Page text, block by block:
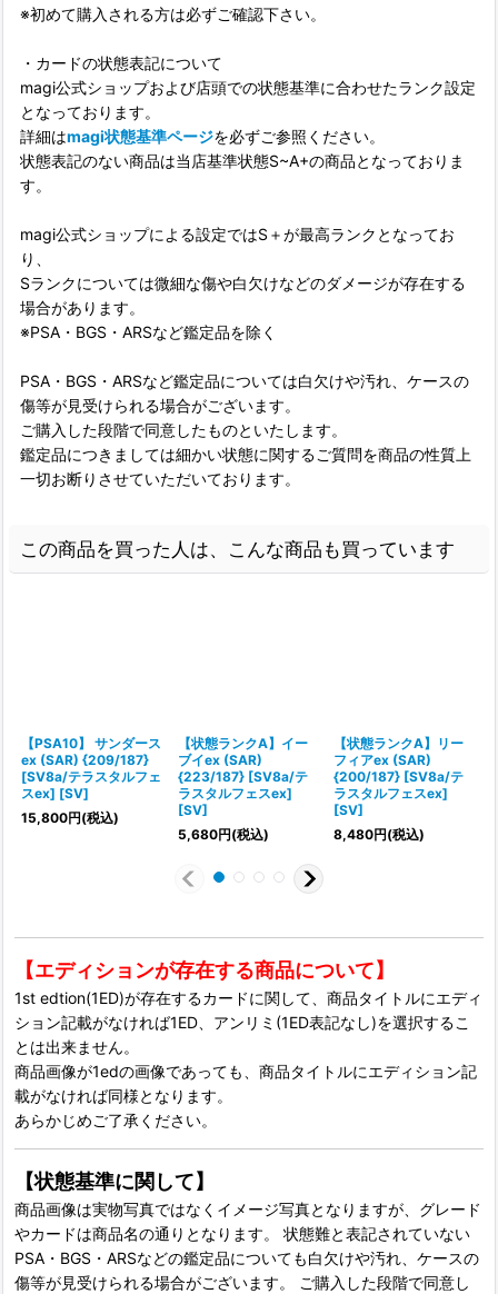
※初めて購入される方は必ずご確認下さい。
・カードの状態表記について
magi公式ショップおよび店頭での状態基準に合わせたランク設定
となっております。
詳細はmagi状態基準ページを必ずご参照ください。
状態表記のない商品は当店基準状態S~A+の商品となっておりま
す。
magi公式ショップによる設定ではS＋が最高ランクとなってお
り、
Sランクについては微細な傷や白欠けなどのダメージが存在する
場合があります。
※PSA・BGS・ARSなど鑑定品を除く
PSA・BGS・ARSなど鑑定品については白欠けや汚れ、ケースの
傷等が見受けられる場合がございます。
ご購入した段階で同意したものといたします。
鑑定品につきましては細かい状態に関するご質問を商品の性質上
一切お断りさせていただいております。
この商品を買った人は、こんな商品も買っています
【PSA10】 サンダース
ex (SAR) {209/187}
[SV8a/テラスタルフェ
スex] [SV]
15,800円(税込)
【状態ランクA】イー
ブイex (SAR)
{223/187} [SV8a/テ
ラスタルフェスex]
[SV]
5,680円(税込)
【状態ランクA】リー
フィアex (SAR)
{200/187} [SV8a/テ
ラスタルフェスex]
[SV]
8,480円(税込)
【エディションが存在する商品について】
1st edtion(1ED)が存在するカードに関して、商品タイトルにエディ
ション記載がなければ1ED、アンリミ(1ED表記なし)を選択するこ
とは出来ません。
商品画像が1edの画像であっても、商品タイトルにエディション記
載がなければ同様となります。
あらかじめご了承ください。
【状態基準に関して】
商品画像は実物写真ではなくイメージ写真となりますが、グレード
やカードは商品名の通りとなります。 状態難と表記されていない
PSA・BGS・ARSなどの鑑定品についても白欠けや汚れ、ケースの
傷等が見受けられる場合がございます。 ご購入した段階で同意し